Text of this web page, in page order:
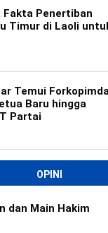
Fakta Penertiban
Timur di Laoli
Temui
Baru hingga
Partai
OPINI
dan Main Hakim